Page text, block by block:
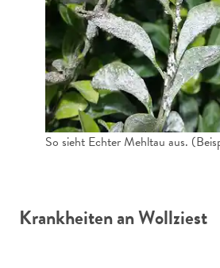
So sieht Echter Mehltau aus.
Krankheiten an Wollziest